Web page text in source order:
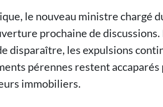
le nouveau ministre chargé
prochaine de discussions.
disparaître, les expulsions
pérennes restent accaparés
immobiliers.